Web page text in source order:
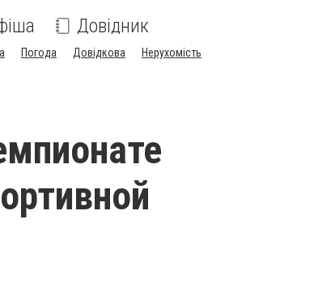
Довідник
Погода Довідкова Нерухомість